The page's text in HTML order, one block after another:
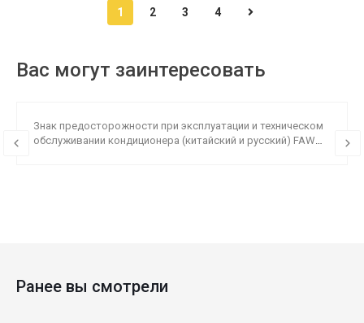
1 2 3 4
Вас могут заинтересовать
Знак предосторожности при эксплуатации и техническом
обслуживании кондиционера (китайский и русский) FAW
Ранее вы смотрели